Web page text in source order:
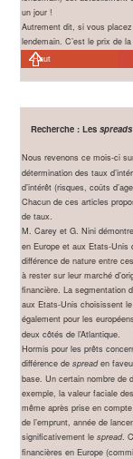
un jour !
Autrement dit, si vous placez
lendemain. C’est le prix de
Haut
Recherche : Les spreads
Nous revenons ce mois-ci
détermination des taux
d’intérêt (risques, coûts
Chacun de ces articles
de taux.
M. Carey et G. Nini
en Europe et aux Etats-Unis
différence de nature entre
à rester sur leur marché
financière. La segmentation
aux Etats-Unis choisissent
également pour les
deux côtés de l’Atlantique.
Hormis pour les prêts
différence de spreaden
base. Un certain nombre de
exemple, la valeur faciale
même après prise en
de l’emprunt, année de
significativement le spread.
financières en Europe